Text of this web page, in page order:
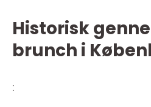
Historisk
brunch i
: